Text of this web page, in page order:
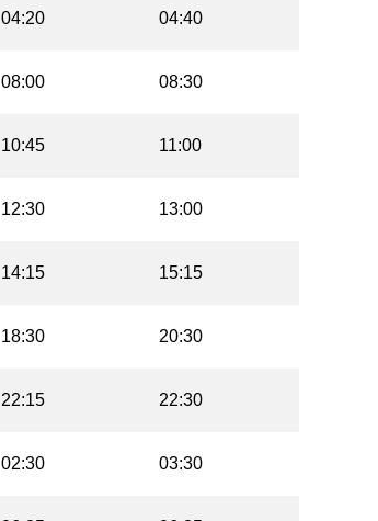
04:20 04:40
08:00 08:30
10:45 11:00
12:30 13:00
14:15 15:15
18:30 20:30
22:15 22:30
02:30 03:30